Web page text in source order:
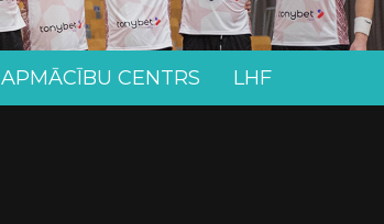
APMĀCĪBU CENTRS LHF